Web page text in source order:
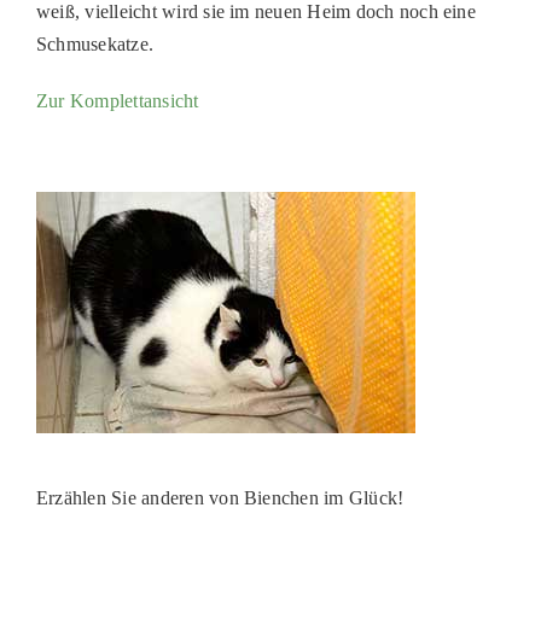
PATENSCHAFTEN
weiß, vielleicht wird sie im neuen Heim doch noch eine
Schmusekatze.
Zur Komplettansicht
Erzählen Sie anderen von Bienchen im Glück!